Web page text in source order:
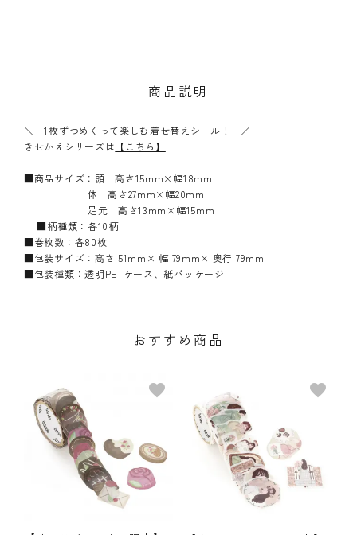
商品説明
＼ 1枚ずつめくって楽しむ着せ替えシール！ ／
きせかえシリーズは 【こちら】
■商品サイズ：頭 高さ15mm×幅18mm
体 高さ27mm×幅20mm
足元 高さ13mm×幅15mm
■柄種類：各10柄
■巻枚数：各80枚
■包装サイズ：高さ 51mm× 幅 79mm× 奥行 79mm
■包装種類：透明PETケース、紙パッケージ
おすすめ商品
favorite favorite